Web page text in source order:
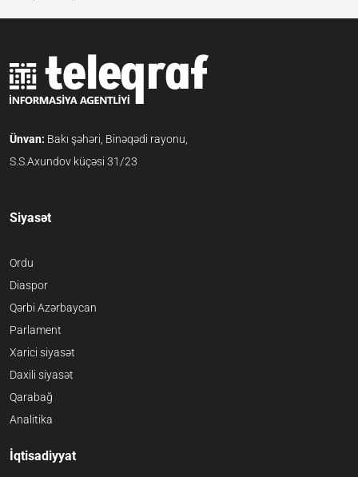
Ünvan: Bakı şəhəri, Binəqədi rayonu,
S.S.Axundov küçəsi 31/23
Siyasət
Ordu
Diaspor
Qərbi Azərbaycan
Parlament
Xarici siyasət
Daxili siyasət
Qarabağ
Analitika
İqtisadiyyat